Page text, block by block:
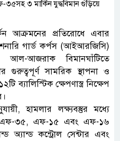
আক্রমনের প্রতিরোধে এবার
গার্ড কর্পস (আইআরজিসি)
আল-আজরাক বিমানঘাঁটিতে
গুরুত্বপূর্ণ সামরিক স্থাপনা ও
ব্যালিস্টিক ক্ষেপণাস্ত্র নিক্ষেপ
হামলার লক্ষ্যবস্তুর মধ্যে
এফ-৩৫, এফ-১৫ এবং এফ-১৬
অ্যান্ড কন্ট্রোল সেন্টার এবং